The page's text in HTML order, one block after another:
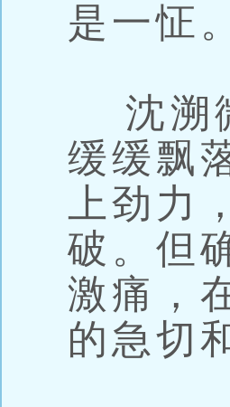
是一怔。
沈溯
缓缓飘
上劲力
破。但
激痛，
的急切